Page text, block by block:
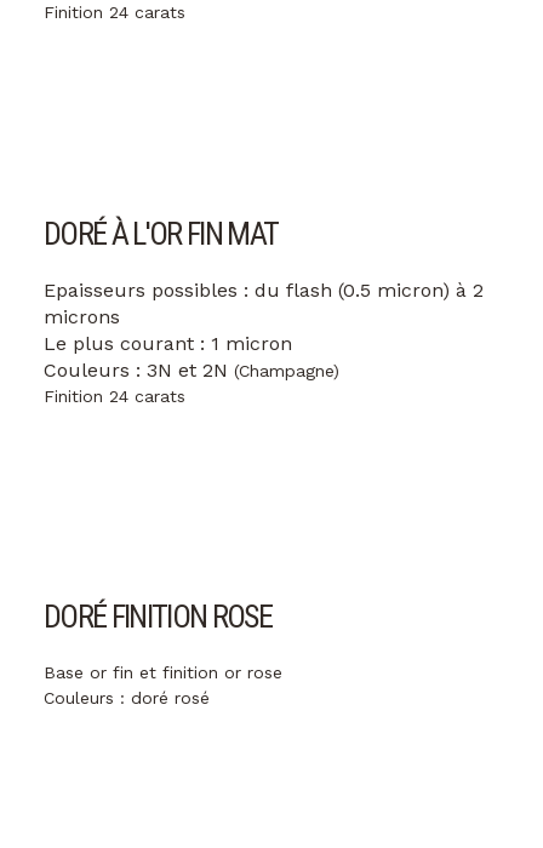
Finition 24 carats
DORÉ À L'OR FIN MAT
Epaisseurs possibles : du flash (0.5 micron) à 2
microns
Le plus courant : 1 micron
Couleurs : 3N et 2N (Champagne)
Finition 24 carats
DORÉ FINITION ROSE
Base or fin et finition or rose
Couleurs : doré rosé